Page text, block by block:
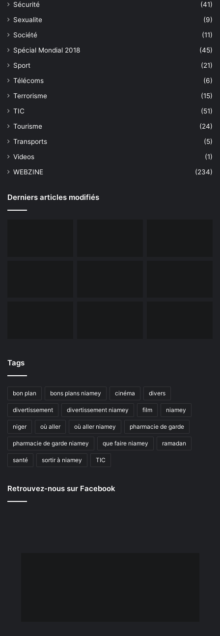
Sécurité
(41)
Sexualite
(9)
Société
(11)
Spécial Mondial 2018
(45)
Sport
(21)
Télécoms
(6)
Terrorisme
(15)
TIC
(51)
Tourisme
(24)
Transports
(5)
Videos
(1)
WEBZINE
(234)
Derniers articles modifiés
Tags
bon plan bons plans niamey cinéma divers
divertissement divertissement niamey film niamey
niger où aller où aller niamey pharmacie de garde
pharmacie de garde niamey que faire niamey ramadan
santé sortir à niamey TIC
Retrouvez-nous sur Facebook